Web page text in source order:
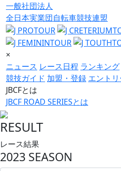
一般社団法人
全日本実業団自転車競技連盟
×
ニュース レース日程 ランキング
競技ガイド 加盟・登録 エント
JBCFとは
JBCF ROAD SERIESとは
RESULT
レース結果
2023 SEASON